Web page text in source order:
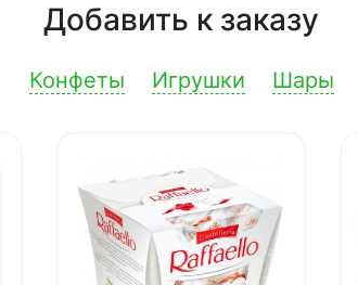
Добавить к заказу
Конфеты Игрушки Шары